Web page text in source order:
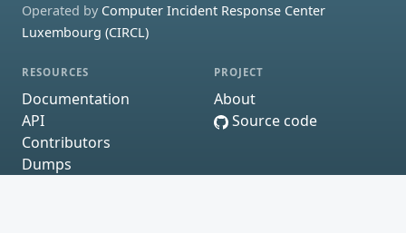
Operated by Computer Incident Response Center
Luxembourg (CIRCL)
RESOURCES
Documentation
API
Contributors
Dumps
PROJECT
About
Source code